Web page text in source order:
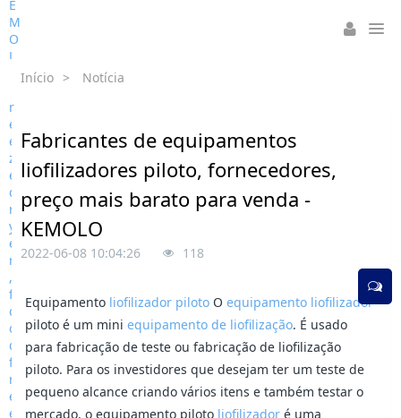
Início > Notícia
Fabricantes de equipamentos
liofilizadores piloto, fornecedores,
preço mais barato para venda -
KEMOLO
2022-06-08 10:04:26 118
Equipamento liofilizador piloto Oequipamento liofilizador
piloto é um miniequipamento de liofilização. É usado
para fabricação de teste ou fabricação de liofilização
piloto. Para os investidores que desejam ter um teste de
pequeno alcance criando vários itens e também testar o
mercado, o equipamento piloto liofilizador é uma